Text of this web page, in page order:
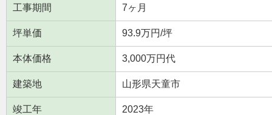
工事期間 7ヶ月
坪単価 93.9万円/坪
本体価格 3,000万円代
建築地 山形県天童市
竣工年 2023年